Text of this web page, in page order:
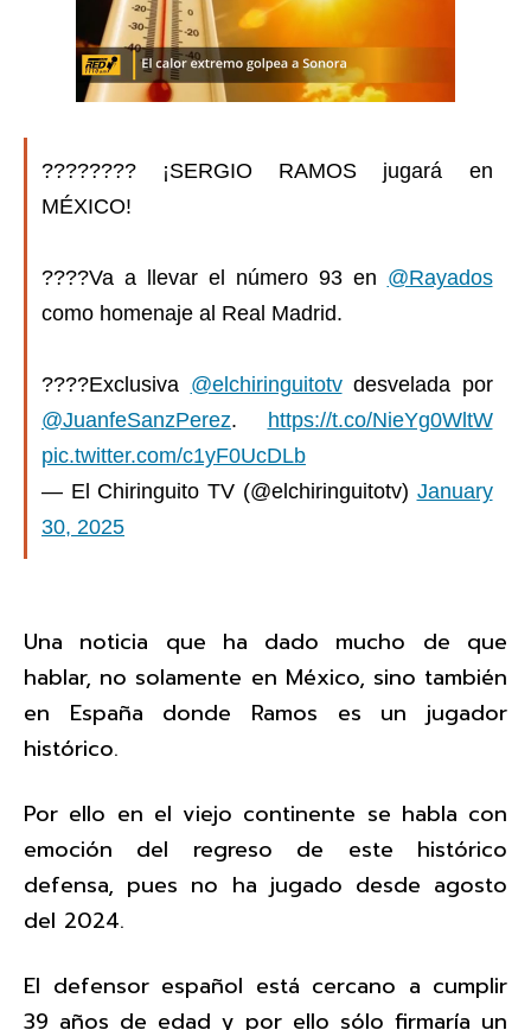
???????? ¡SERGIO RAMOS jugará en
MÉXICO!
????Va a llevar el número 93 en @Rayados
como homenaje al Real Madrid.
????Exclusiva @elchiringuitotvdesvelada por
@JuanfeSanzPerez. https://t.co/NieYg0WltW
pic.twitter.com/c1yF0UcDLb
— El Chiringuito TV (@elchiringuitotv) January
30, 2025
Una noticia que ha dado mucho de que
hablar, no solamente en México, sino también
en España donde Ramos es un jugador
histórico.
Por ello en el viejo continente se habla con
emoción del regreso de este histórico
defensa, pues no ha jugado desde agosto
del 2024.
El defensor español está cercano a cumplir
39 años de edad y por ello sólo firmaría un